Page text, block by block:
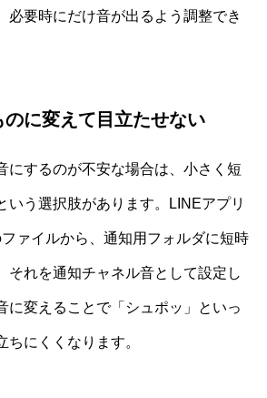
必要時にだけ音が出るよう調整でき
に変えて目立たせない
にするのが不安な場合は、小さく短
いう選択肢があります。LINEアプリ
ァイルから、通知用フォルダに短時
それを通知チャネル音として設定し
に変えることで「シュポッ」といっ
ちにくくなります。